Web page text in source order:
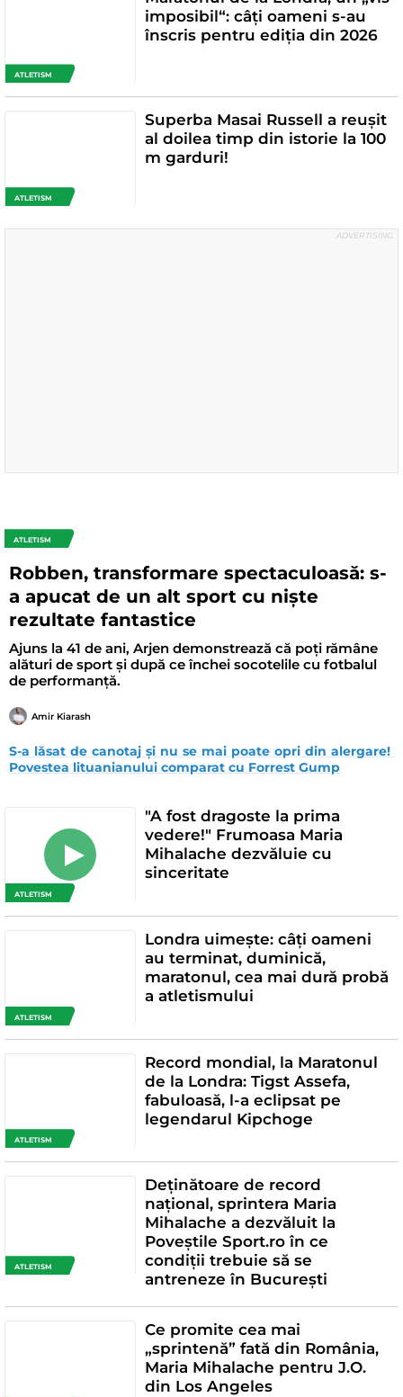
ATLETISM
imposibil“: câți oameni s-au
înscris pentru ediția din 2026
ATLETISM
Superba Masai Russell a reușit
al doilea timp din istorie la 100
m garduri!
ATLETISM
Robben, transformare spectaculoasă: s-
a apucat de un alt sport cu niște
rezultate fantastice
Ajuns la 41 de ani, Arjen demonstrează că poți rămâne
alături de sport și după ce închei socotelile cu fotbalul
de performanță.
Amir Kiarash
S-a lăsat de canotaj și nu se mai poate opri din alergare!
Povestea lituanianului comparat cu Forrest Gump
ATLETISM
"A fost dragoste la prima
vedere!" Frumoasa Maria
Mihalache dezvăluie cu
sinceritate
ATLETISM
Londra uimește: câți oameni
au terminat, duminică,
maratonul, cea mai dură probă
a atletismului
ATLETISM
Record mondial, la Maratonul
de la Londra: Tigst Assefa,
fabuloasă, l-a eclipsat pe
legendarul Kipchoge
ATLETISM
Deținătoare de record
național, sprintera Maria
Mihalache a dezvăluit la
Poveștile Sport.ro în ce
condiții trebuie să se
antreneze în București
Ce promite cea mai
„sprintenă” fată din România,
Maria Mihalache pentru J.O.
din Los Angeles